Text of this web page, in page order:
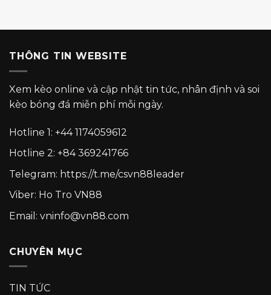
THÔNG TIN WEBSITE
Xem kèo online và cập nhật tin tức, nhân định và soi
kèo bóng đá miễn phí mỗi ngày.
Hotline 1: +44 1174059612
Hotline 2: +84 369241766
Telegram: https://t.me/csvn88leader
Viber: Ho Tro VN88
Email: vninfo@vn88.com
CHUYÊN MỤC
TIN TỨC